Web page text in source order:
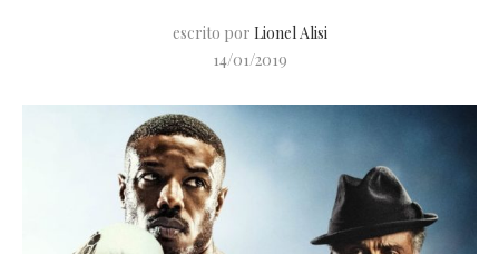
escrito por Lionel Alisi
14/01/2019